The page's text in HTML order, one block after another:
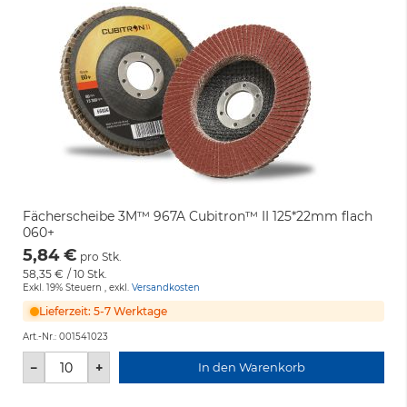
Fächerscheibe 3M™ 967A Cubitron™ II 125*22mm flach
060+
5,84 € pro Stk.
58,35 € / 10 Stk.
Exkl. 19% Steuern , exkl. Versandkosten
Lieferzeit: 5-7 Werktage
Art.-Nr.: 001541023
− + In den Warenkorb